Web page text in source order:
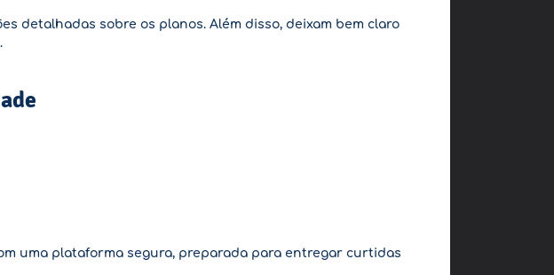
detalhadas sobre os planos. Além disso, deixam bem claro
uma plataforma segura, preparada para entregar curtidas